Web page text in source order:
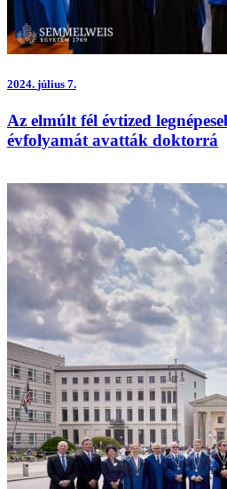
2024. július 7.
Az elmúlt fél évtized
évfolyamát avatták doktorrá